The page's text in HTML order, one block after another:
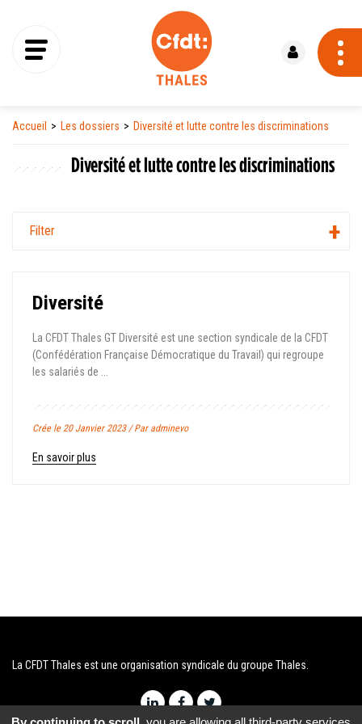
Accueil Les dossiers Diversité et lutte contre les discriminations
Diversité et lutte contre les discriminations
Filter
Diversité
La CFDT Thales GT Diversité est une section syndicale de la CFDT
(Confédération Française Démocratique du Travail) qui regroupe
les salariés de ...
Crée le 20 Janvier 2023 / Par adminevo
En savoir plus
La CFDT Thales est une organisation syndicale du groupe Thales.